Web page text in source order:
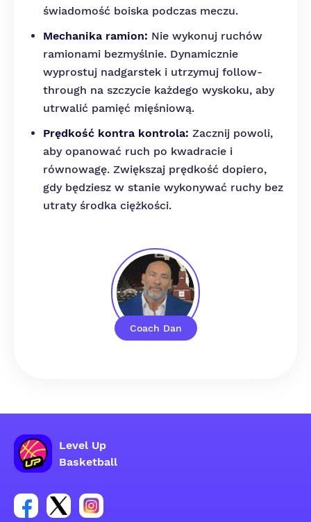
Coach Dan
świadomość boiska podczas meczu.
Mechanika ramion: Nie wykonuj ruchów
ramionami bezmyślnie. Dynamicznie
wyprostuj nadgarstek i utrzymuj follow-
through na szczycie każdego wyskoku, aby
utrwalić pamięć mięśniową.
Prędkość kontra kontrola: Zacznij powoli,
aby opanować ruch po kwadracie i
równowagę. Zwiększaj prędkość dopiero,
gdy będziesz w stanie wykonywać ruchy bez
utraty środka ciężkości.
Level Up
Basketball
Link do grupy społecznościowej na Facebooku
Link do konta na Twitterze grupy
Link do konta na Instagramie grupy